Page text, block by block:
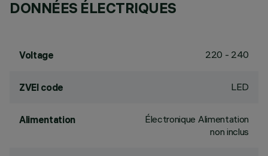
DONNÉES ÉLECTRIQUES
Voltage 220 - 240
ZVEI code LED
Alimentation
Électronique Alimentation
non inclus